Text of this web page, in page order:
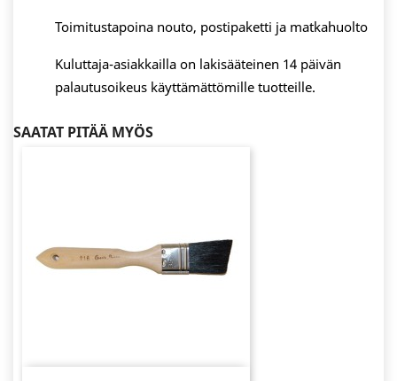
Toimitustapoina nouto, postipaketti ja matkahuolto
Kuluttaja-asiakkailla on lakisääteinen 14 päivän
palautusoikeus käyttämättömille tuotteille.
SAATAT PITÄÄ MYÖS